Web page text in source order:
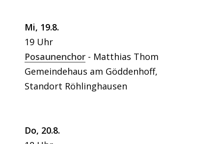
Mi, 19.8.
19 Uhr
Posaunenchor
Matthias Thom
Gemeindehaus am Göddenhoff,
Standort Röhlinghausen
Do, 20.8.